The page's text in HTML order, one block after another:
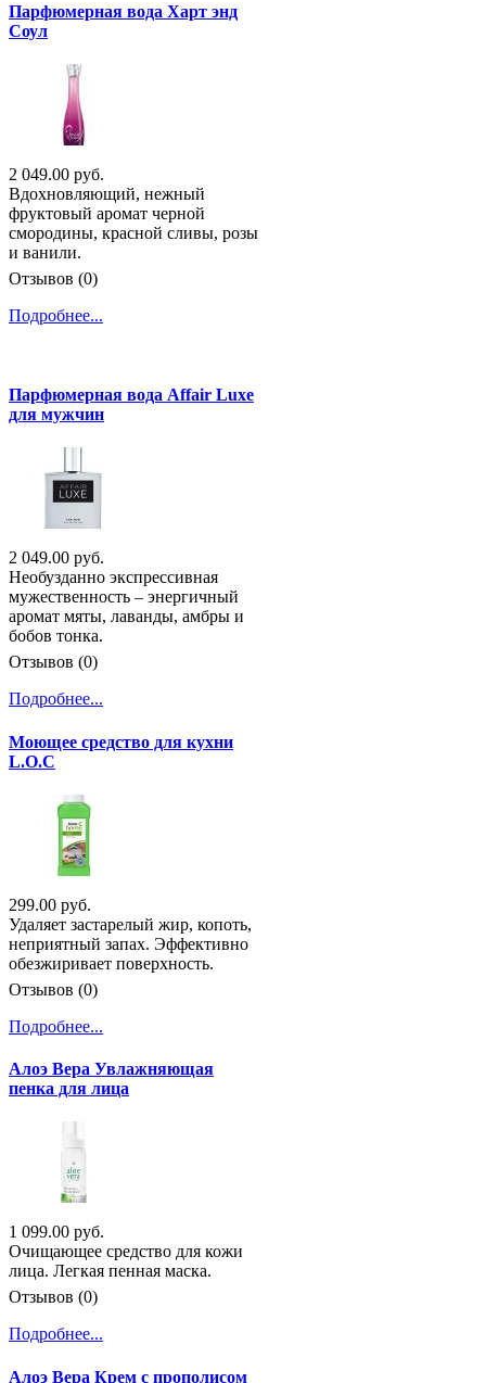
Парфюмерная вода Харт энд
Соул
2 049.00 руб.
Вдохновляющий, нежный
фруктовый аромат черной
смородины, красной сливы, розы
и ванили.
Отзывов (0)
Подробнее...
Парфюмерная вода Affair Luxe
для мужчин
2 049.00 руб.
Необузданно экспрессивная
мужественность – энергичный
аромат мяты, лаванды, амбры и
бобов тонка.
Отзывов (0)
Подробнее...
Моющее средство для кухни
L.O.C
299.00 руб.
Удаляет застарелый жир, копоть,
неприятный запах. Эффективно
обезжиривает поверхность.
Отзывов (0)
Подробнее...
Алоэ Вера Увлажняющая
пенка для лица
1 099.00 руб.
Очищающее средство для кожи
лица. Легкая пенная маска.
Отзывов (0)
Подробнее...
Алоэ Вера Крем с прополисом